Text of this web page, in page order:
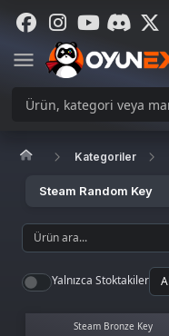
Kategoriler
Steam Random Key
Yalnızca Stoktakiler
Steam Bronze Key